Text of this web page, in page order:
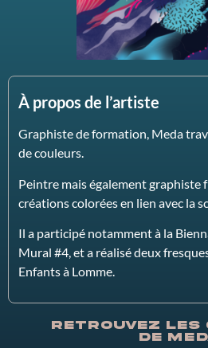
À propos de l’artiste
Graphiste de formation, Meda
de couleurs.
Peintre mais également graphiste
créations colorées en lien avec la
Il a participé notamment à la
Mural #4, et a réalisé deux
Enfants à Lomme.
Retrouvez les
de